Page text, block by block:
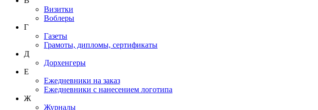
Визитки
Воблеры
Г
Газеты
Грамоты, дипломы, сертификаты
Д
Дорхенгеры
Е
Ежедневники на заказ
Ежедневники с нанесением логотипа
Ж
Журналы